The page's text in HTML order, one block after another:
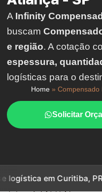
A Infinity
buscam
e região. A cotação
espessura,
logísticas para o
Home» Compensado
Solicitar
Curitiba, PR Base